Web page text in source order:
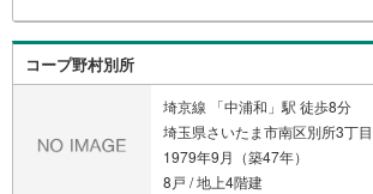
コープ野村別所
埼京線 「中浦和」駅 徒歩8分
埼玉県さいたま市南区別所3丁目
1979年9月（築47年）
8戸 / 地上4階建